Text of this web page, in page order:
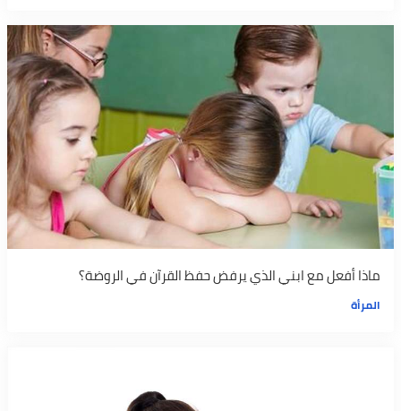
ماذا أفعل مع ابني الذي يرفض حفظ القرآن في الروضة؟
المرأة